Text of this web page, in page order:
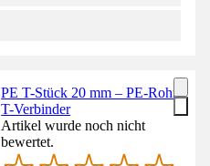
PE T-Stück 20 mm – PE-Rohr
T-Verbinder
Artikel wurde noch nicht
bewertet.